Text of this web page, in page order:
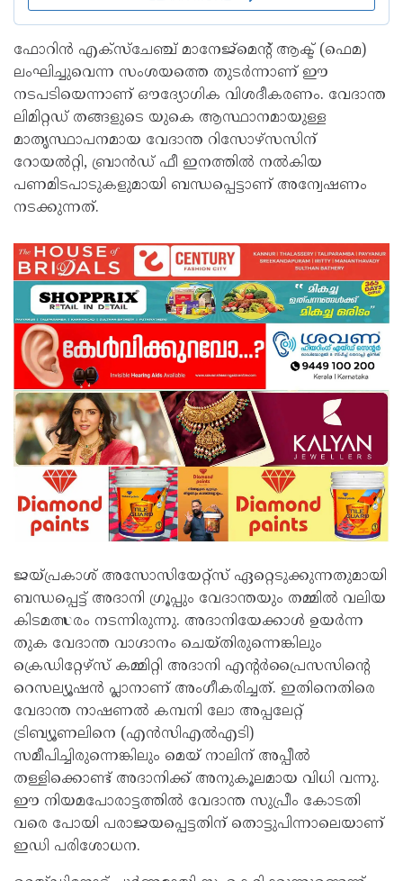
ഫോറിൻ എക്‌സ്‌ചേഞ്ച് മാനേജ്‌മെന്റ് ആക്ട് (ഫെമ)
ലംഘിച്ചുവെന്ന സംശയത്തെ തുടർന്നാണ് ഈ
നടപടിയെന്നാണ് ഔദ്യോഗിക വിശദീകരണം. വേദാന്ത
ലിമിറ്റഡ് തങ്ങളുടെ യുകെ ആസ്ഥാനമായുള്ള
മാതൃസ്ഥാപനമായ വേദാന്ത റിസോഴ്‌സസിന്
റോയൽറ്റി, ബ്രാൻഡ് ഫീ ഇനത്തിൽ നൽകിയ
പണമിടപാടുകളുമായി ബന്ധപ്പെട്ടാണ് അന്വേഷണം
നടക്കുന്നത്.
ജയ്പ്രകാശ് അസോസിയേറ്റ്സ് ഏറ്റെടുക്കുന്നതുമായി
ബന്ധപ്പെട്ട് അദാനി ഗ്രൂപ്പും വേദാന്തയും തമ്മിൽ വലിയ
കിടമത്സരം നടന്നിരുന്നു. അദാനിയേക്കാൾ ഉയർന്ന
തുക വേദാന്ത വാഗ്ദാനം ചെയ്തിരുന്നെങ്കിലും
ക്രെഡിറ്റേഴ്‌സ് കമ്മിറ്റി അദാനി എന്റർപ്രൈസസിന്റെ
റെസല്യൂഷൻ പ്ലാനാണ് അംഗീകരിച്ചത്. ഇതിനെതിരെ
വേദാന്ത നാഷണൽ കമ്പനി ലോ അപ്പലേറ്റ്
ട്രിബ്യൂണലിനെ (എൻസിഎൽഎടി)
സമീപിച്ചിരുന്നെങ്കിലും മെയ് നാലിന് അപ്പീൽ
തള്ളിക്കൊണ്ട് അദാനിക്ക് അനുകൂലമായ വിധി വന്നു.
ഈ നിയമപോരാട്ടത്തിൽ വേദാന്ത സുപ്രീം കോടതി
വരെ പോയി പരാജയപ്പെട്ടതിന് തൊട്ടുപിന്നാലെയാണ്
ഇഡി പരിശോധന.